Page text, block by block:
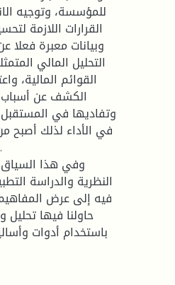
للمؤسسة، وتوجيه
القرارات اللازمة
وبيانات معبرة
التحليل المالي
القوائم المالية،
الكشف عن
وتفاديها في
في الأداء لذلك أصبح
وفي هذا السياق
النظرية والدراسة
فيه إلى عرض المفاهيم
حاولنا فيها
باستخدام أدوات